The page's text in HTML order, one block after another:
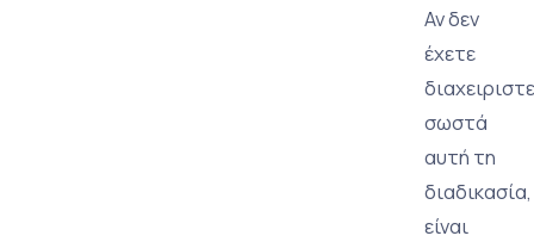
Αν δεν
έχετε
σωστά
αυτή τη
διαδικασία,
είναι